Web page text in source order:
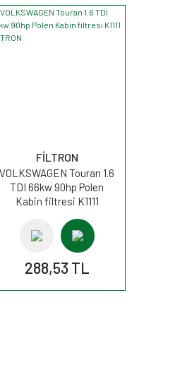
FİLTRON
VOLKSWAGEN Touran 1.6
TDI 66kw 90hp Polen
Kabin filtresi K1111
288,53 TL